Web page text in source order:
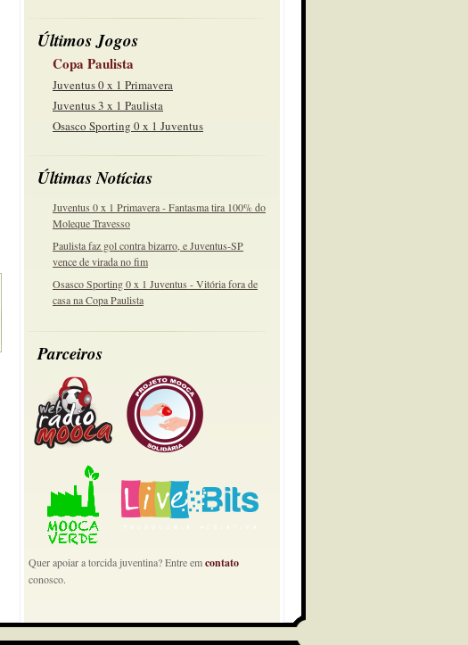
Últimos Jogos
Copa Paulista
Juventus 0 x 1 Primavera
Juventus 3 x 1 Paulista
Osasco Sporting 0 x 1 Juventus
Últimas Notícias
Juventus 0 x 1 Primavera - Fantasma tira 100% do
Moleque Travesso
Paulista faz gol contra bizarro, e Juventus-SP
vence de virada no fim
Osasco Sporting 0 x 1 Juventus - Vitória fora de
casa na Copa Paulista
Parceiros
Quer apoiar a torcida juventina? Entre emcontato
conosco.